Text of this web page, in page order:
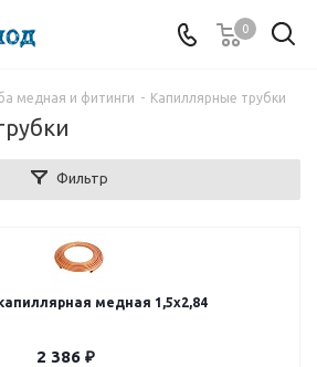
0
медная и фитинги - Капиллярные трубки
Фильтр
медная 1,5х2,84
2 386 ₽